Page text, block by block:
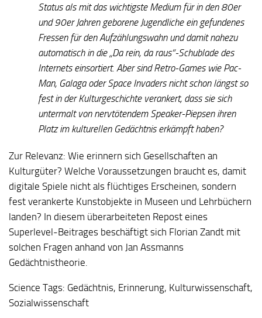
Status als mit das wichtigste Medium für in den 80er
und 90er Jahren geborene Jugendliche ein gefundenes
Fressen für den Aufzählungswahn und damit nahezu
automatisch in die „Da rein, da raus“-Schublade des
Internets einsortiert. Aber sind Retro-Games wie Pac-
Man, Galaga oder Space Invaders nicht schon längst so
fest in der Kulturgeschichte verankert, dass sie sich
untermalt von nervtötendem Speaker-Piepsen ihren
Platz im kulturellen Gedächtnis erkämpft haben?
Zur Relevanz: Wie erinnern sich Gesellschaften an
Kulturgüter? Welche Voraussetzungen braucht es, damit
digitale Spiele nicht als flüchtiges Erscheinen, sondern
fest verankerte Kunstobjekte in Museen und Lehrbüchern
landen? In diesem überarbeiteten Repost eines
Superlevel-Beitrages beschäftigt sich Florian Zandt mit
solchen Fragen anhand von Jan Assmanns
Gedächtnistheorie.
Science Tags: Gedächtnis, Erinnerung, Kulturwissenschaft,
Sozialwissenschaft